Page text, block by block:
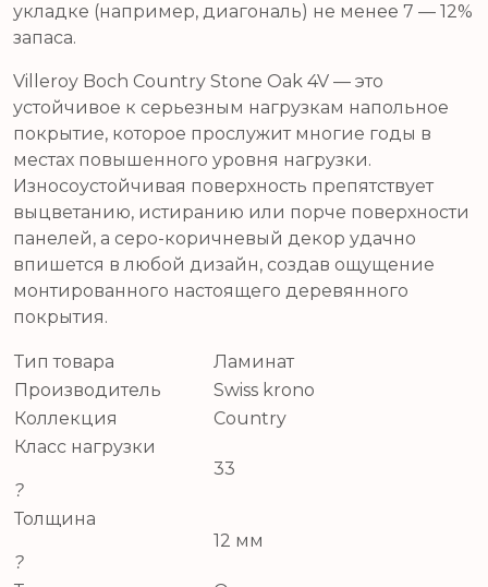
укладке (например, диагональ) не менее 7 — 12%
запаса.
Villeroy Boch Country Stone Oak 4V — это
устойчивое к серьезным нагрузкам напольное
покрытие, которое прослужит многие годы в
местах повышенного уровня нагрузки.
Износоустойчивая поверхность препятствует
выцветанию, истиранию или порче поверхности
панелей, а серо-коричневый декор удачно
впишется в любой дизайн, создав ощущение
монтированного настоящего деревянного
покрытия.
Тип товара
Ламинат
Производитель
Swiss krono
Коллекция
Country
Класс нагрузки
?
33
Толщина
?
12 мм